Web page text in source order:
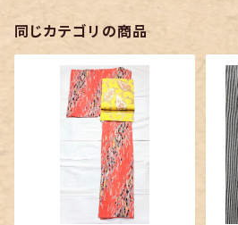
同じカテゴリの商品